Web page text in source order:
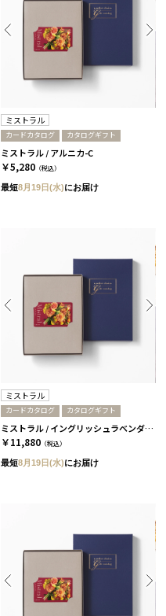
ミストラル
カードカタログ カタログギフト
ミストラル / アルニカ-C
￥5,280 （税込）
最短8月19日(水)にお届け
ミストラル
カードカタログ カタログギフト
ミストラル / イングリッシュラベンダー-C
￥11,880 （税込）
最短8月19日(水)にお届け